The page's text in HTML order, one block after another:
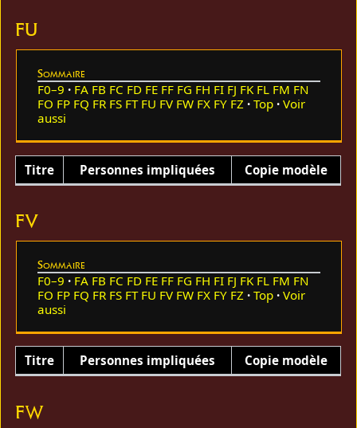
FU
Sommaire
F0–9 FA FB FC FD FE FF FG FH FI FJ FK FL FM FN
FO FP FQ FR FS FT FU FV FW FX FY FZ Top
Voir
aussi
Titre Personnes impliquées Copie modèle
FV
Sommaire
F0–9 FA FB FC FD FE FF FG FH FI FJ FK FL FM FN
FO FP FQ FR FS FT FU FV FW FX FY FZ Top
Voir
aussi
Titre Personnes impliquées Copie modèle
FW